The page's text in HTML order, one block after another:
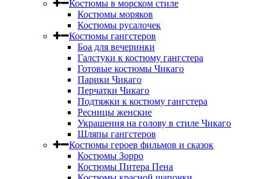
Костюмы в морском стиле
Костюмы моряков
Костюмы русалочек
Костюмы гангстеров
Боа для вечеринки
Галстуки к костюму гангстера
Готовые костюмы Чикаго
Парики Чикаго
Перчатки Чикаго
Подтяжки к костюму гангстера
Ресницы женские
Украшения на голову в стиле Чикаго
Шляпы гангстеров
Костюмы героев фильмов и сказок
Костюмы Зорро
Костюмы Питера Пена